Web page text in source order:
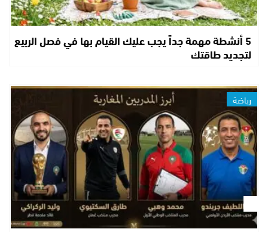
5 أنشطة مهمة جداً يجب عليك القيام بها في فصل الربيع
لتجديد طاقتك
رياضة